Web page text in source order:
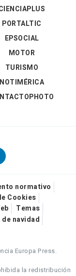
PORTALTIC
EPSOCIAL
MOTOR
TURISMO
NOTIMÉRICA
normativo
Cookies
Temas
navidad
Europa Press.
la redistribución